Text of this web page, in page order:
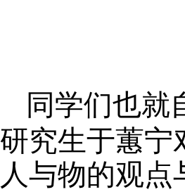
同学们也就
研究生于蕙宁
人与物的观